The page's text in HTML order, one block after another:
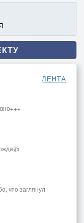
ЛЕНТА
что заглянул